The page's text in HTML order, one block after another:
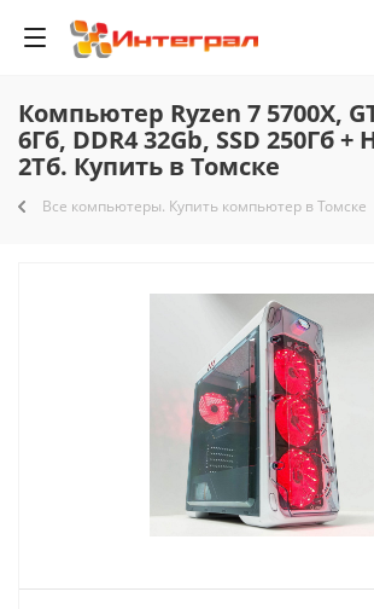
Компьютер Ryzen 7 5700X,
6Гб, DDR4 32Gb, SSD 250Гб +
2Тб. Купить в Томске
Все компьютеры. Купить компьютер в Томске